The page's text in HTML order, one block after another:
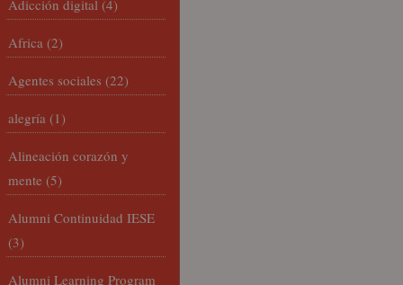
Adicción digital (4)
Africa (2)
Agentes sociales (22)
alegría (1)
Alineación corazón y
mente (5)
Alumni Continuidad IESE
(3)
Alumni Learning Program